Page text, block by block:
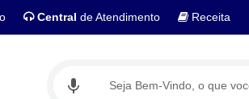
Central de Atendimento Receita